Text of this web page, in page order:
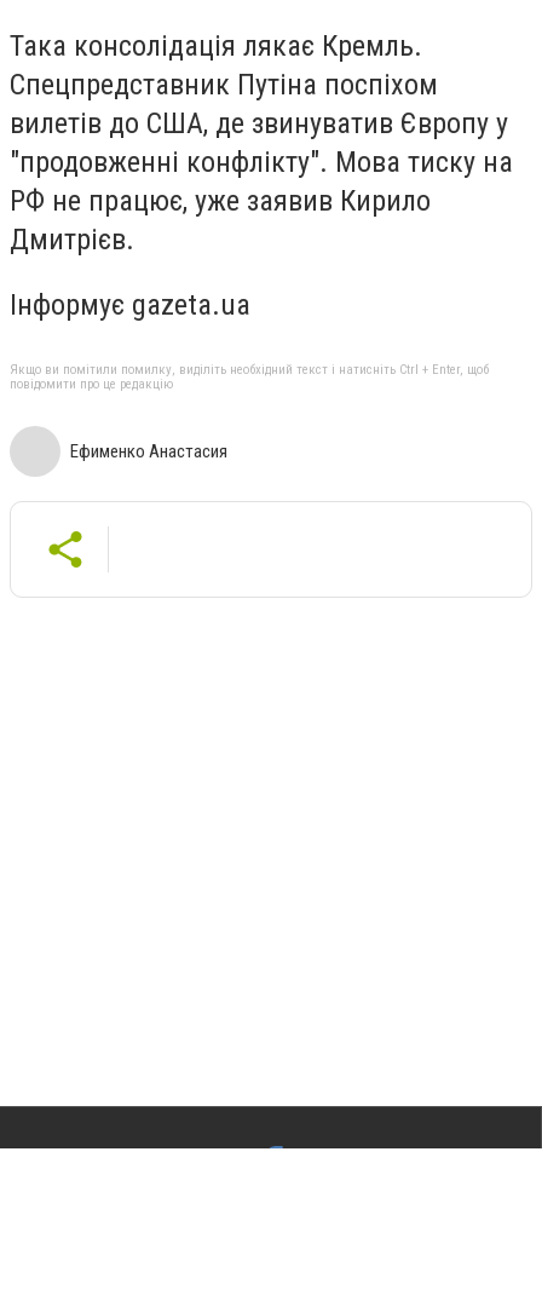
Така консолідація лякає Кремль.
Спецпредставник Путіна поспіхом
вилетів до США, де звинуватив Європу у
"продовженні конфлікту". Мова тиску на
РФ не працює, уже заявив Кирило
Дмитрієв.
Інформує gazeta.ua
Якщо ви помітили помилку, виділіть необхідний текст і натисніть Ctrl + Enter, щоб
повідомити про це редакцію
Ефименко Анастасия